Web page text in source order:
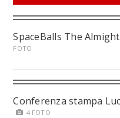
SpaceBalls The
FOTO
Conferenza stampa
4 FOTO